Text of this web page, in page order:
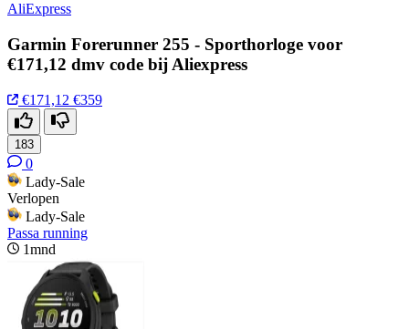
AliExpress
Garmin Forerunner 255 - Sporthorloge voor
€171,12 dmv code bij Aliexpress
€171,12 €359
183
0
Lady-Sale
Verlopen
Lady-Sale
Passa running
1mnd